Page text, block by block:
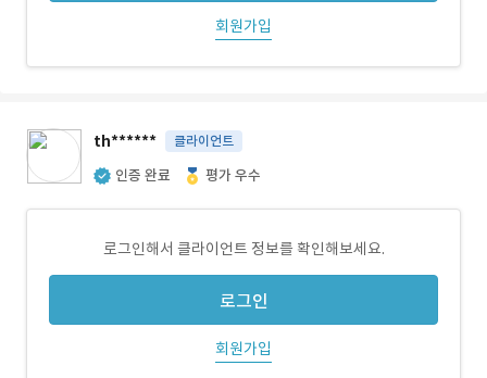
회원가입
th****** 클라이언트
인증 완료 평가 우수
로그인해서 클라이언트 정보를 확인해보세요.
로그인
회원가입